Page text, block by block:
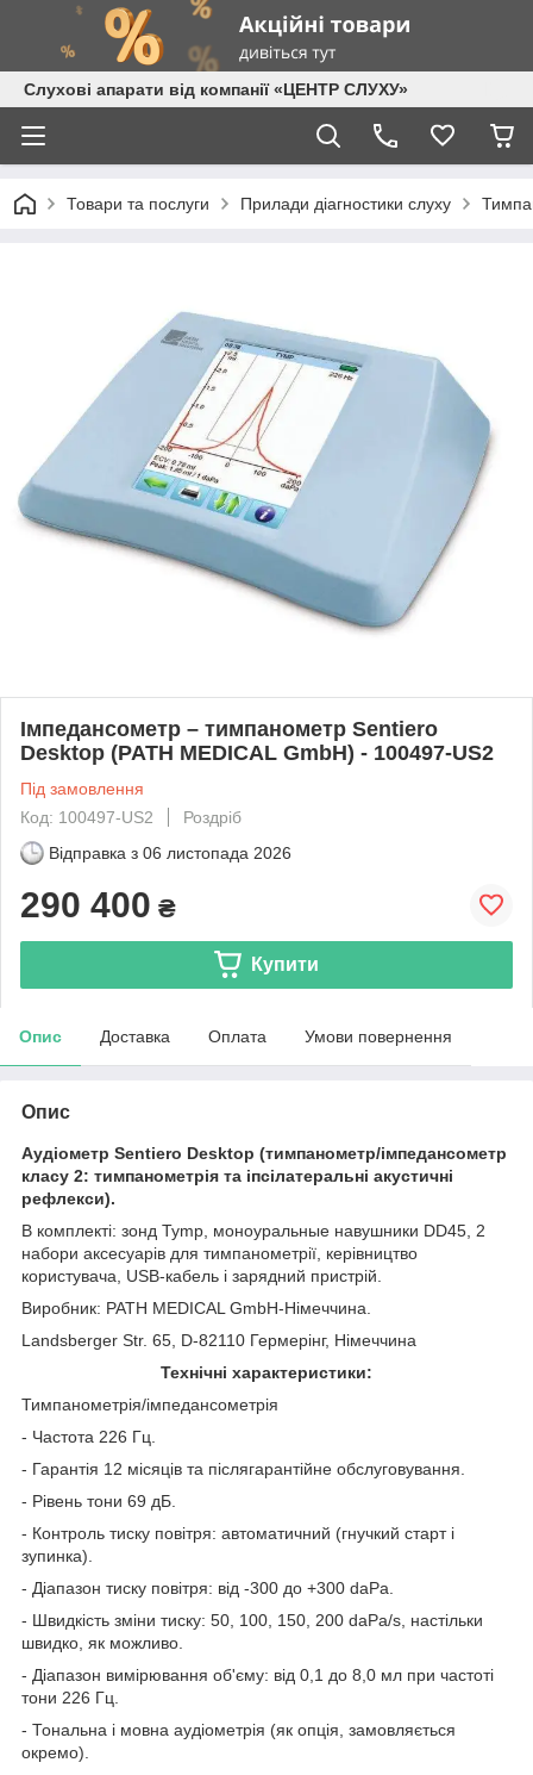
Слухові апарати від компанії «ЦЕНТР СЛУХУ»
Товари та послуги Прилади діагностики слуху
Імпедансометр – тимпанометр Sentiero
Desktop (PATH MEDICAL GmbH) - 100497-US2
Під замовлення
Код: 100497-US2
Роздріб
Відправка з 06 листопада 2026
290 400 ₴
Купити
Опис Доставка Оплата Умови повернення
Опис
Аудіометр Sentiero Desktop (тимпанометр/імпедансометр
класу 2: тимпанометрія та іпсілатеральні акустичні
рефлекси).
В комплекті: зонд Tymp, моноуральные навушники DD45, 2
набори аксесуарів для тимпанометрії, керівництво
користувача, USB-кабель і зарядний пристрій.
Виробник: PATH MEDICAL GmbH-Німеччина.
Landsberger Str. 65, D-82110 Гермерінг, Німеччина
Технічні характеристики:
Тимпанометрія/імпедансометрія
- Частота 226 Гц.
- Гарантія 12 місяців та післягарантійне обслуговування.
- Рівень тони 69 дБ.
- Контроль тиску повітря: автоматичний (гнучкий старт і
зупинка).
- Діапазон тиску повітря: від -300 до +300 daPa.
- Швидкість зміни тиску: 50, 100, 150, 200 daPa/s, настільки
швидко, як можливо.
- Діапазон вимірювання об'єму: від 0,1 до 8,0 мл при частоті
тони 226 Гц.
- Тональна і мовна аудіометрія (як опція, замовляється
окремо).